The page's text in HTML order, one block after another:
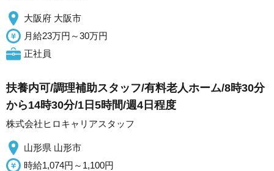
大阪府 大阪市
月給23万円～30万円
正社員
扶養内可/調理補助スタッフ/有料老人ホーム/8時30分
から14時30分/1日5時間/週4日程度
株式会社ヒロキャリアスタッフ
山形県 山形市
時給1,074円～1,100円